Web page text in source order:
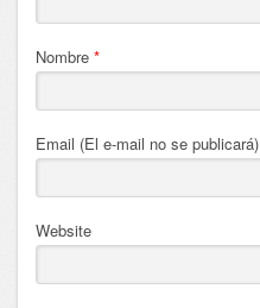
Nombre *
Email (El e-mail no se publicará)
Website